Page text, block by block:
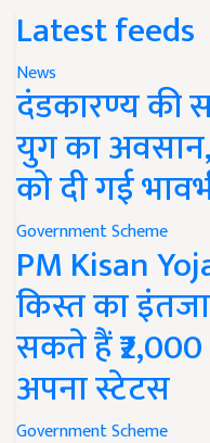
Latest feeds
News
दंडकारण्य की
युग का अवसान,
को दी गई
Government Scheme
PM Kisan
किस्त का
सकते हैं
अपना स्टेटस
Government Scheme